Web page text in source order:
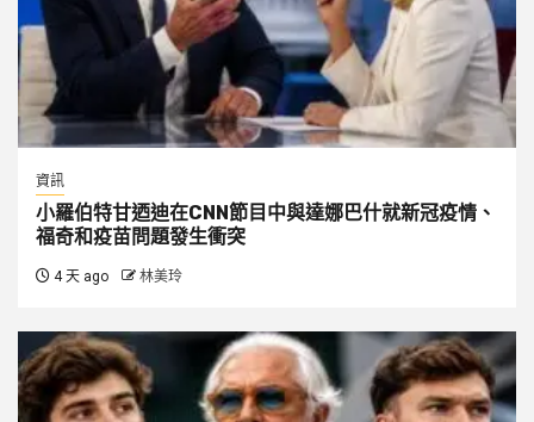
資訊
小羅伯特甘迺迪在CNN節目中與達娜巴什就新冠疫情、
福奇和疫苗問題發生衝突
4 天 ago 林美玲